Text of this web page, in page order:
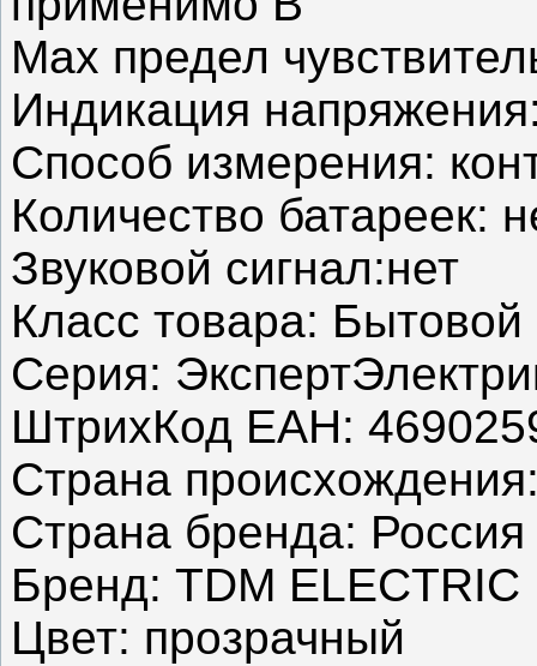
Max предел
Индикация
Способ измерения:
Количество батареек:
Звуковой сигнал:нет
Класс товара: Бытовой
Серия:
ШтрихКод ЕАН:
Страна
Страна бренда: Россия
Бренд: TDM ELECTRIC
Цвет: прозрачный